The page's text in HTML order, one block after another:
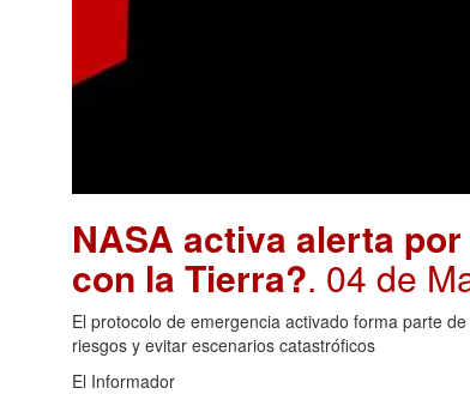
NASA activa alerta
con la Tierra?. 04 de
El protocolo de emergencia activado forma parte
riesgos y evitar escenarios catastróficos
El Informador